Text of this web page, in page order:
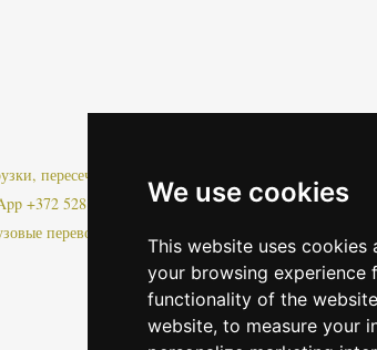
We use cookies
This website uses
your browsing experience
functionality of the website
website, to measure your
пересечения границы, пробок или других форс-
+372 528 0799
перевозки!